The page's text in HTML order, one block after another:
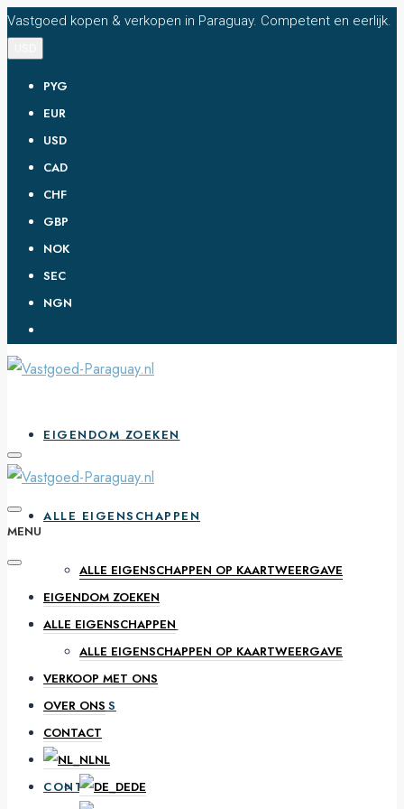
Vastgoed kopen & verkopen in Paraguay. Competent en eerlijk.
PYG
EUR
USD
CAD
CHF
GBP
NOK
SEC
NGN
EIGENDOM ZOEKEN
ALLE EIGENSCHAPPEN
ALLE EIGENSCHAPPEN OP KAARTWEERGAVE
VERKOOP MET ONS
OVER ONS
CONTACT
MENU
EIGENDOM ZOEKEN
ALLE EIGENSCHAPPEN
ALLE EIGENSCHAPPEN OP KAARTWEERGAVE
VERKOOP MET ONS
OVER ONS
CONTACT
NL
DE